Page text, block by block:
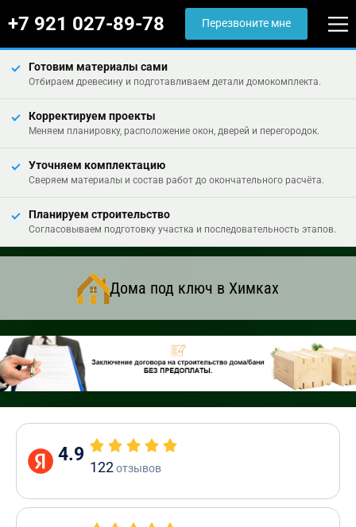
+7 921 027-89-78 Перезвоните мне
Готовим материалы сами
Отбираем древесину и подготавливаем детали домокомплекта.
Корректируем проекты
Меняем планировку, расположение окон, дверей и перегородок.
Уточняем комплектацию
Сверяем материалы и состав работ до окончательного расчёта.
Планируем строительство
Согласовываем подготовку участка и последовательность этапов.
Дома под ключ в Химках
4.9
122отзывов